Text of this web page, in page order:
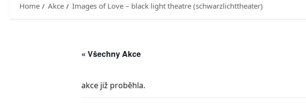
Home Akce Images of Love – black light theatre (schwarzlichttheater)
« Všechny Akce
akce již proběhla.